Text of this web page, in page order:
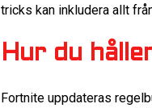
tricks kan inkludera allt
Hur du
Fortnite uppdateras